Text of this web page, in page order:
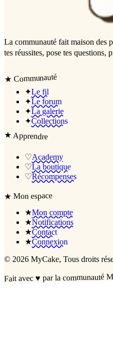
La communauté fait maison des
tes réussites, pose tes questions,
★ Communauté
✦Le fil
✦Le forum
✦La galerie
✦Collections
★Apprendre
♡Academy
♡La boutique
♡Récompenses
★Mon espace
★Mon compte
★Notifications
★Contact
★Connexion
© 2026 MyCake, Tous droits
Fait avec♥ par la communauté